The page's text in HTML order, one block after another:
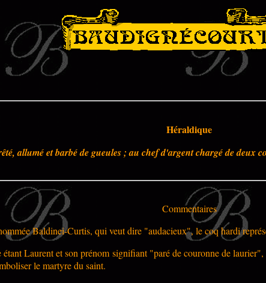
Héraldique
allumé et barbé de gueules ; au chef d'argent chargé de deux
Commentaires
Baldinei-Curtis, qui veut dire "audacieux", le coq hardi
Laurent et son prénom signifiant "paré de couronne de
le martyre du saint.